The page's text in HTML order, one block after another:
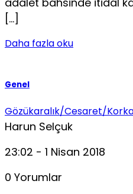
[…]
Daha fazla oku
Genel
Gözükaralık/Cesaret/
Harun Selçuk
23:02 - 1 Nisan 2018
0 Yorumlar